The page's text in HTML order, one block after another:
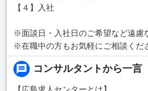
【４】入社
※面談日・入社日のご希望など遠慮
※在職中の方もお気軽にご相談くだ
コンサルタントから一言